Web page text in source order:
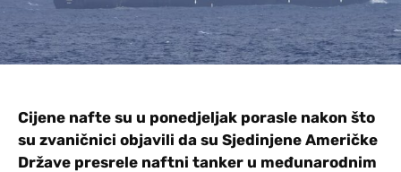
Cijene nafte su u ponedjeljak porasle nakon što
su zvaničnici objavili da su Sjedinjene Američke
Države presrele naftni tanker u međunarodnim